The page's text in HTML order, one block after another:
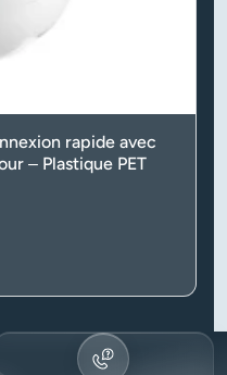
rapide avec
– Plastique PET